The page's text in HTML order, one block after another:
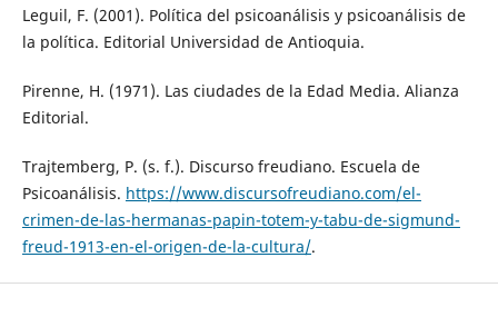
Leguil, F. (2001). Política del psicoanálisis y psicoanálisis de
la política. Editorial Universidad de Antioquia.
Pirenne, H. (1971). Las ciudades de la Edad Media. Alianza
Editorial.
Trajtemberg, P. (s. f.). Discurso freudiano. Escuela de
Psicoanálisis. https://www.discursofreudiano.com/el-
crimen-de-las-hermanas-papin-totem-y-tabu-de-sigmund-
freud-1913-en-el-origen-de-la-cultura/.